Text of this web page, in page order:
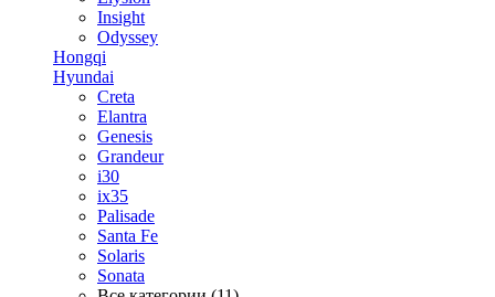
Insight
Odyssey
Hongqi
Hyundai
Creta
Elantra
Genesis
Grandeur
i30
ix35
Palisade
Santa Fe
Solaris
Sonata